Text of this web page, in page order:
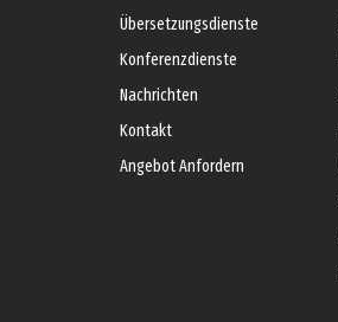
Übersetzungsdienste
Konferenzdienste
Nachrichten
Kontakt
Angebot Anfordern